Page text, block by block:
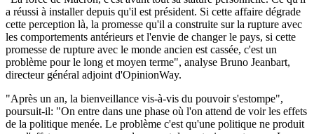
a réussi à installer depuis qu'il est président. Si cette affaire dégrade
cette perception là, la promesse qu'il a construite sur la rupture avec
les comportements antérieurs et l'envie de changer le pays, si cette
promesse de rupture avec le monde ancien est cassée, c'est un
problème pour le long et moyen terme", analyse Bruno Jeanbart,
directeur général adjoint d'OpinionWay.
"Après un an, la bienveillance vis-à-vis du pouvoir s'estompe",
poursuit-il: "On entre dans une phase où l'on attend de voir les effets
de la politique menée. Le problème c'est qu'une politique ne produit